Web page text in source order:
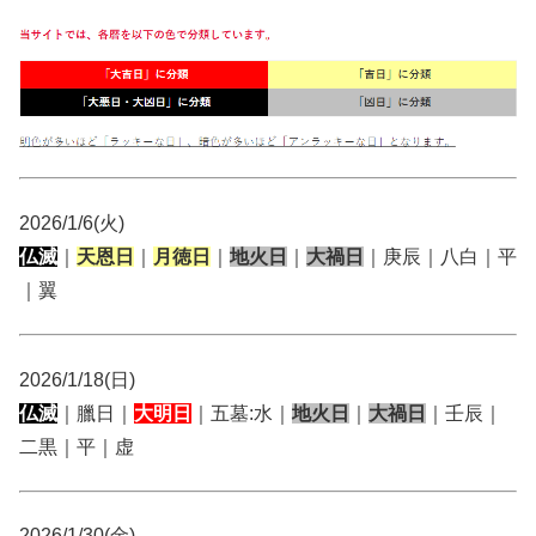
2026/1/6(火)
仏滅
天恩日 月徳日 地火日 大禍日
｜庚辰｜八白｜平
｜翼
2026/1/18(日)
仏滅 ｜臘日｜ 大明日 ｜五墓:水｜ 地火日 大禍日
｜壬辰｜
二黒｜平｜虚